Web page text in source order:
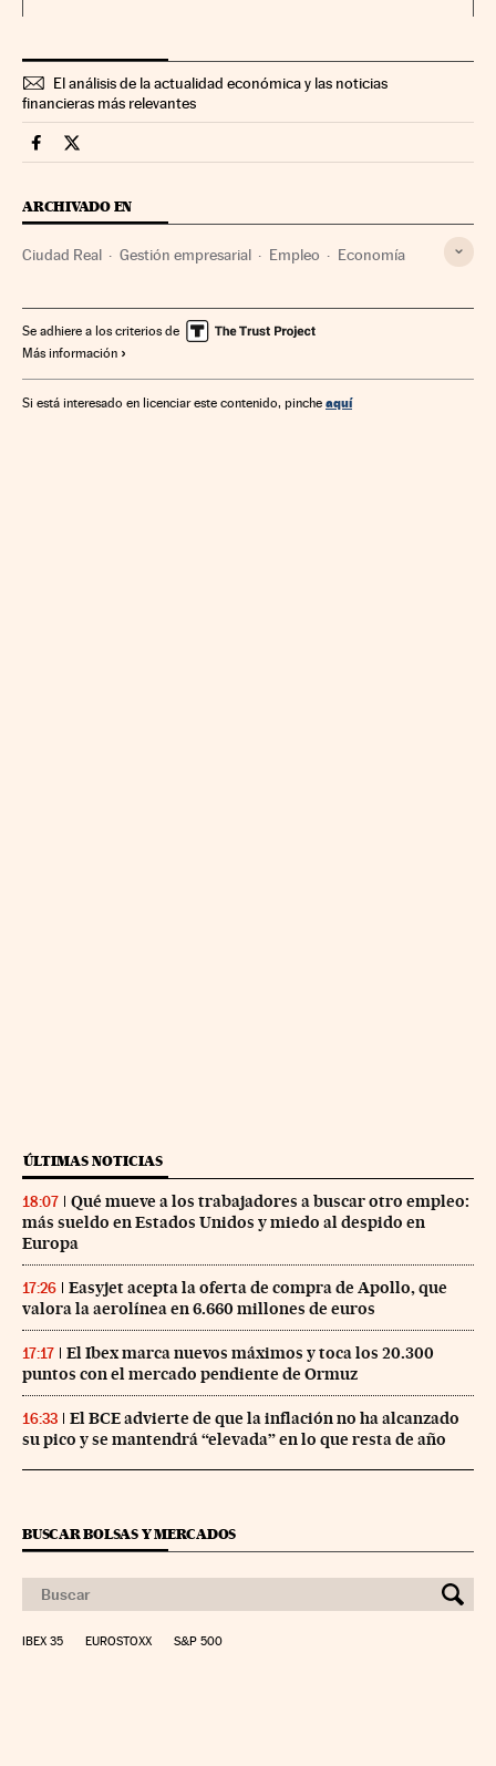
El análisis de la actualidad económica y las noticias
financieras más relevantes
Economia Cinco Días en Facebook
Economia Cinco Días en Twitter
ARCHIVADO EN
Ciudad Real Gestión empresarial Empleo Economía
Se adhiere a los criterios de
Más información
Si está interesado en licenciar este contenido, pinche aquí
ÚLTIMAS NOTICIAS
18:07
Qué mueve a los trabajadores a buscar otro empleo:
más sueldo en Estados Unidos y miedo al despido en
Europa
17:26
Easyjet acepta la oferta de compra de Apollo, que
valora la aerolínea en 6.660 millones de euros
17:17
El Ibex marca nuevos máximos y toca los 20.300
puntos con el mercado pendiente de Ormuz
16:33
El BCE advierte de que la inflación no ha alcanzado
su pico y se mantendrá “elevada” en lo que resta de año
BUSCAR BOLSAS Y MERCADOS
IBEX 35 EUROSTOXX S&P 500